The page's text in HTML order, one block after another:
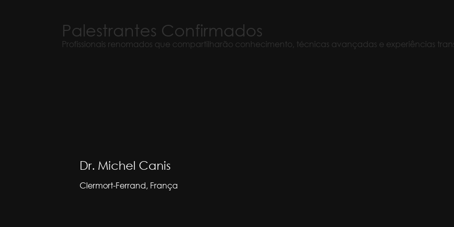
Palestrantes Confirmados
Profissionais renomados que compartilharão conhecimento, técnicas avançadas e experiências
Dr. Michel Canis
Clermort-Ferrand, França